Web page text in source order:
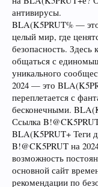
антивирусы.
BLA(K5PRUT% —
целый мир, где
безопасность.
общаться с
уникального
2024 — это
переплетается с
бесконечными.
Ссылка
BLA(K5PRUT+ Теги
B!@CK5PRUT на
возможность
основной сайт
рекомендации по